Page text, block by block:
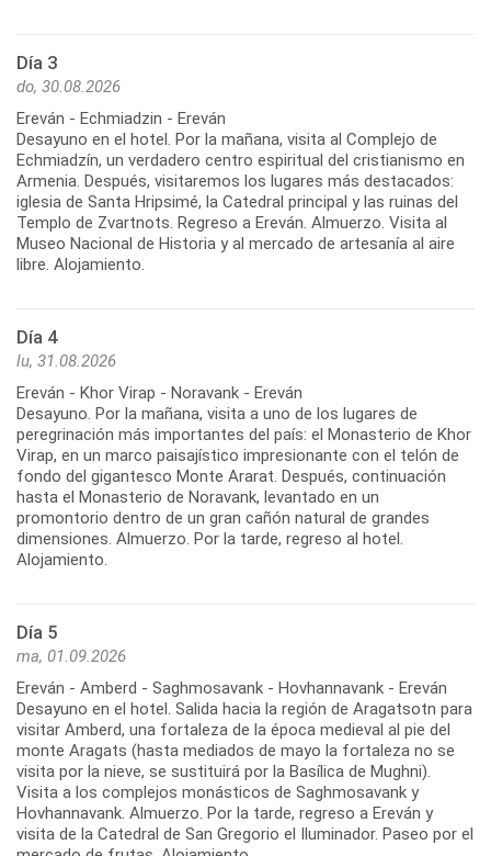
Día 3
do, 30.08.2026
Ereván - Echmiadzin - Ereván
Desayuno en el hotel. Por la mañana, visita al Complejo de
Echmiadzín, un verdadero centro espiritual del cristianismo en
Armenia. Después, visitaremos los lugares más destacados:
iglesia de Santa Hripsimé, la Catedral principal y las ruinas del
Templo de Zvartnots. Regreso a Ereván. Almuerzo. Visita al
Museo Nacional de Historia y al mercado de artesanía al aire
Día 4
lu, 31.08.2026
Ereván - Khor Virap - Noravank - Ereván
Desayuno. Por la mañana, visita a uno de los lugares de
peregrinación más importantes del país: el Monasterio de Khor
Virap, en un marco paisajístico impresionante con el telón de
fondo del gigantesco Monte Ararat. Después, continuación
hasta el Monasterio de Noravank, levantado en un
promontorio dentro de un gran cañón natural de grandes
dimensiones. Almuerzo. Por la tarde, regreso al hotel.
Día 5
ma, 01.09.2026
Ereván - Amberd - Saghmosavank - Hovhannavank - Ereván
Desayuno en el hotel. Salida hacia la región de Aragatsotn para
visitar Amberd, una fortaleza de la época medieval al pie del
monte Aragats (hasta mediados de mayo la fortaleza no se
visita por la nieve, se sustituirá por la Basílica de Mughni).
Visita a los complejos monásticos de Saghmosavank y
Hovhannavank. Almuerzo. Por la tarde, regreso a Ereván y
visita de la Catedral de San Gregorio el Iluminador. Paseo por el